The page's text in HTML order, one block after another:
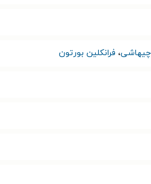
، فرانکلین بورتون